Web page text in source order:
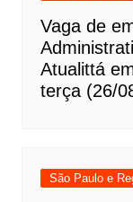
Vaga de
Atualittá
terça (26/
São Paulo e